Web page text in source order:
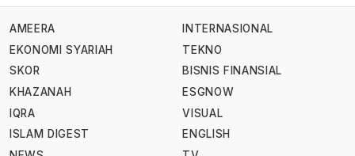
AMEERA
EKONOMI SYARIAH
SKOR
KHAZANAH
IQRA
ISLAM DIGEST
INTERNASIONAL
TEKNO
BISNIS FINANSIAL
ESGNOW
VISUAL
ENGLISH